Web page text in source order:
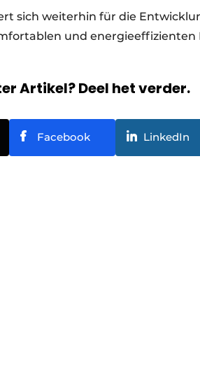
sich weiterhin für die
und energieeffizienten
Artikel? Deel het verder.
Facebook LinkedIn